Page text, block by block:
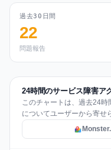
過去30日間
22
問題報告
24時間のサービス障害ア
このチャートは、過去24
についてユーザーから寄せ